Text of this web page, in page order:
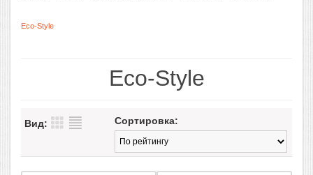
Eco-Style
Eco-Style
Вид: Сортировка: